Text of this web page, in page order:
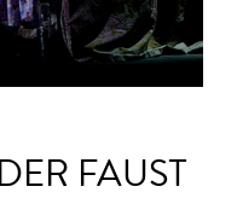
FAUST